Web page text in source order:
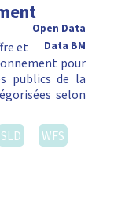
Open Data
Data BM
et
pour
publics de la
selon
SLD
WFS